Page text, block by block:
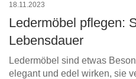
18.11.2023
Ledermöbel pflegen:
Lebensdauer
Ledermöbel sind etwas
elegant und edel wirken, sie